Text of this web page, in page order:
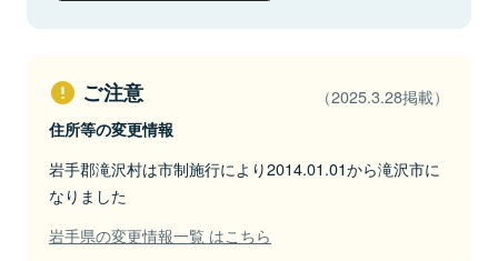
ご注意 （2025.3.28掲載）
住所等の変更情報
岩手郡滝沢村は市制施行により2014.01.01から滝沢市に
なりました
岩手県の変更情報一覧 はこちら